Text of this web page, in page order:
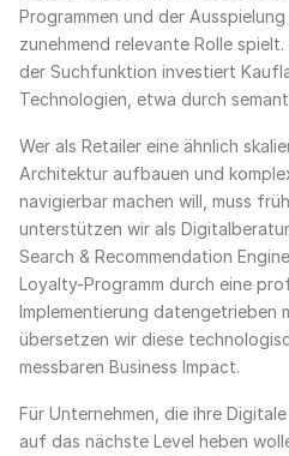
Programmen und der
zunehmend relevante Rolle
der Suchfunktion investiert
Technologien, etwa durch
Wer als Retailer eine ähnlich
Architektur aufbauen und
navigierbar machen will, muss
unterstützen wir als
Search & Recommendation
Loyalty-Programm durch eine
Implementierung datengetrieben
übersetzen wir diese
messbaren Business Impact.
Für Unternehmen, die ihre
auf das nächste Level heben